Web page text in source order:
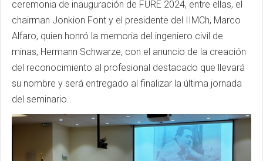
ceremonia de inauguración de FURE 2024, entre ellas, el
chairman Jonkion Font y el presidente del IIMCh, Marco
Alfaro, quien honró la memoria del ingeniero civil de
minas, Hermann Schwarze, con el anuncio de la creación
del reconocimiento al profesional destacado que llevará
su nombre y será entregado al finalizar la última jornada
del seminario.